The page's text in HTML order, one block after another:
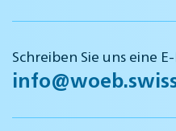
Schreiben Sie uns eine